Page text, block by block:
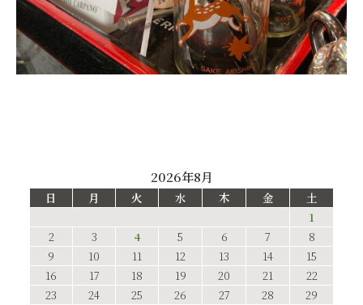
2026年8月
日 月 火 水 木 金
土
1
2
3 4 5 6 7
8
9
10 11 12 13 14
15
16
17 18 19 20 21
22
23
24 25 26 27 28
29